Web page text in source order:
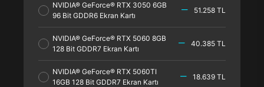
NVIDIA® GeForce® RTX 3050 6GB
96 Bit GDDR6 Ekran Kartı
51.258 TL
NVIDIA® GeForce® RTX 5060 8GB
128 Bit GDDR7 Ekran Kartı
40.385 TL
NVIDIA® GeForce® RTX 5060TI
16GB 128 Bit GDDR7 Ekran Kartı
18.639 TL